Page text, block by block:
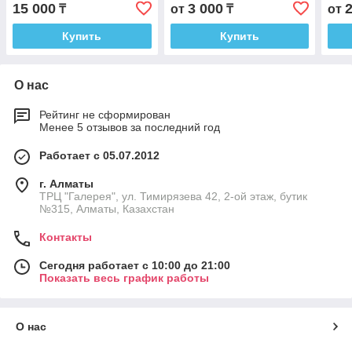
15 000 ₸
Купить
от 3 000₸
Купить
от
О нас
Рейтинг не сформирован
Менее 5 отзывов за последний год
Работает с 05.07.2012
г. Алматы
ТРЦ "Галерея", ул. Тимирязева 42, 2-ой этаж, бутик
№315, Алматы, Казахстан
Контакты
Сегодня работает с 10:00 до 21:00
Показать весь график работы
О нас